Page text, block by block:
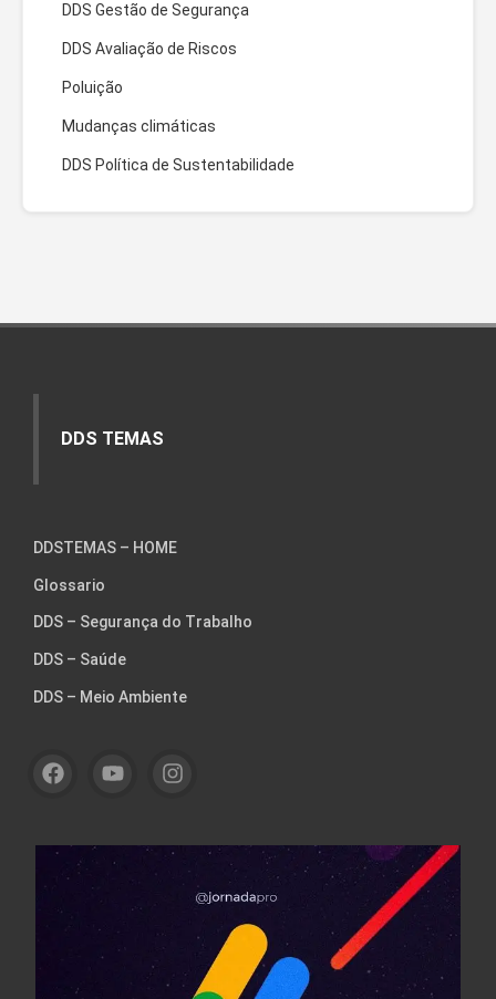
DDS Gestão de Segurança
DDS Avaliação de Riscos
Poluição
Mudanças climáticas
DDS Política de Sustentabilidade
DDS TEMAS
DDSTEMAS – HOME
Glossario
DDS – Segurança do Trabalho
DDS – Saúde
DDS – Meio Ambiente